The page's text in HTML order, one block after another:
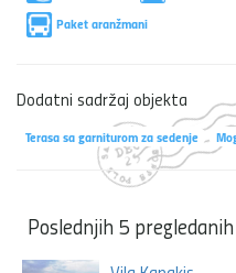
Paket aranžmani
Dodatni sadržaj objekta
Terasa sa garniturom za sedenje
Poslednjih 5 pregledanih